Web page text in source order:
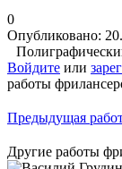
0
Опубликовано:
Войдите или
работы
Предыдущая
Другие работы